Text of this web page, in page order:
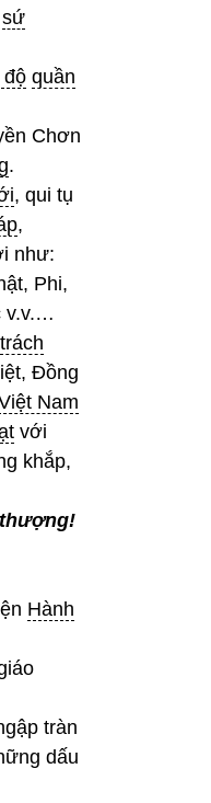
sứ
độ quần
Chơn
.
, qui tụ
,
như:
Phi,
v.v.…
trách
Đồng
Nam
với
khắp,
Hành
tràn
dấu